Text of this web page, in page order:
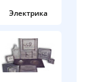
Электрика